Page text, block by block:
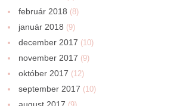
február 2018 (8)
január 2018 (9)
december 2017 (10)
november 2017 (9)
október 2017 (12)
september 2017 (10)
august 2017